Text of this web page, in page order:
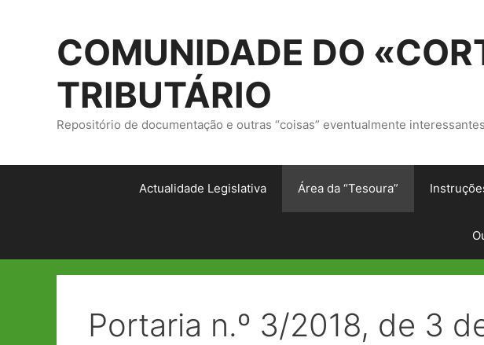
COMUNIDADE DO
TRIBUTÁRIO
Repositório de documentação e outras “coisas” eventualmente interessantes
Actualidade Legislativa Área da “Tesoura”
Portaria n.º 3/2018, de 3